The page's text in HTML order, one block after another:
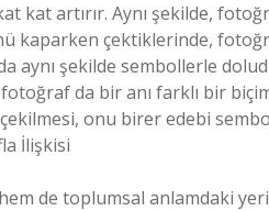
kat artırır. Aynı şekilde,
kaparken çektiklerinde,
aynı şekilde sembollerle
da bir anı farklı bir
onu birer edebi
İlişkisi
de toplumsal anlamdaki